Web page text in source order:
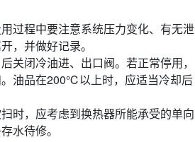
过程中要注意系统压力变化、有无泄
，并做好记录。
关闭冷油进、出口阀。若正常停用，
油品在200℃以上时，应适当冷却后
时，应考虑到换热器所能承受的单向
水待修。